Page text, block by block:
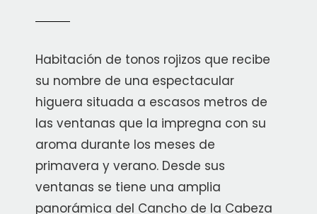
Habitación de tonos rojizos que recibe
su nombre de una espectacular
higuera situada a escasos metros de
las ventanas que la impregna con su
aroma durante los meses de
primavera y verano. Desde sus
ventanas se tiene una amplia
panorámica del Cancho de la Cabeza